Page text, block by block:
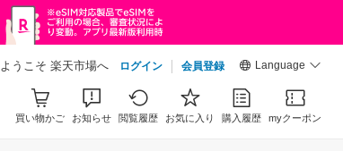
ようこそ 楽天市場へ ログイン 会員登録 Language
買い物かご お知らせ 閲覧履歴 お気に入り 購入履歴 myクーポン